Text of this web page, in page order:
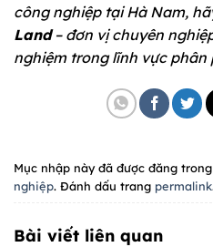
công nghiệp tại Hà Nam,
Land– đơn vị chuyên
nghiệm trong lĩnh vực phân
Mục nhập này đã được đăng trong
nghiệp. Đánh dấu trang permalink
Bài viết liên quan